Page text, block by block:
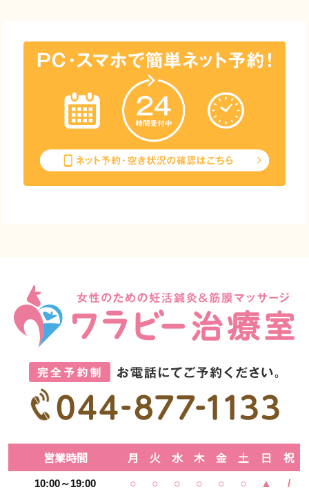
営業時間 月 火 水 木 金 土 日 祝
10:00～19:00 ○ ○ ○ ○ ○ ○ ▲ /